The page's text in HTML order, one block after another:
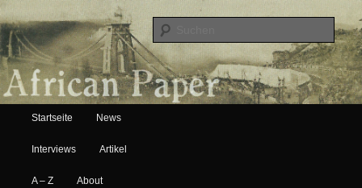
African Paper
Hauptmenü
Zum Inhalt wechseln
Zum sekundären Inhalt wechseln
Startseite News
Interviews Artikel
A – Z About